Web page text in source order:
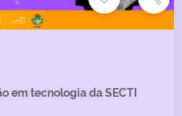
em tecnologia da SECTI